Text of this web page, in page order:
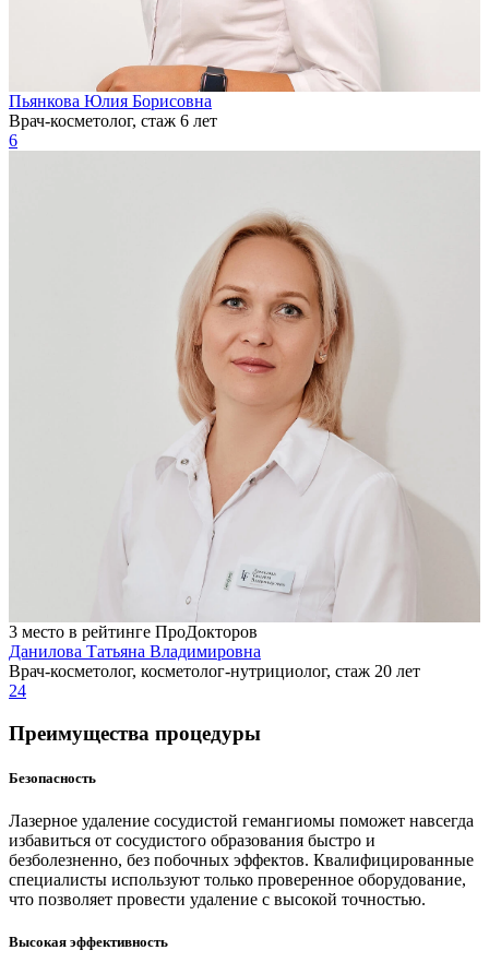
Пьянкова Юлия Борисовна
Врач-косметолог, стаж 6 лет
6
3 место в рейтинге ПроДокторов
Данилова Татьяна Владимировна
Врач-косметолог, косметолог-нутрициолог, стаж 20 лет
24
Преимущества процедуры
Безопасность
Лазерное удаление сосудистой гемангиомы поможет навсегда
избавиться от сосудистого образования быстро и
безболезненно, без побочных эффектов. Квалифицированные
специалисты используют только проверенное оборудование,
что позволяет провести удаление с высокой точностью.
Высокая эффективность